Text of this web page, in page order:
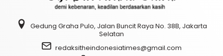
Gedung Graha Pulo, Jalan Buncit Raya No. 38B, Jakarta
Selatan
redaksitheindonesiatimes@gmail.com